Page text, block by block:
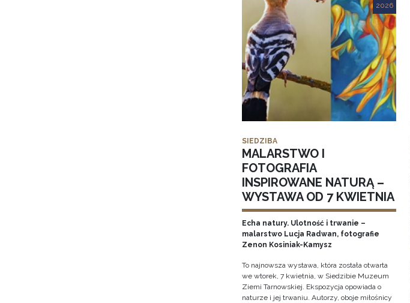
2026
SIEDZIBA
MALARSTWO I
FOTOGRAFIA
INSPIROWANE NATURĄ –
WYSTAWA OD 7 KWIETNIA
Echa natury. Ulotność i trwanie –
malarstwo Lucja Radwan, fotografie
Zenon Kosiniak-Kamysz
To najnowsza wystawa, która została otwarta
we wtorek, 7 kwietnia, w Siedzibie Muzeum
Ziemi Tarnowskiej. Ekspozycja opowiada o
naturze i jej trwaniu. Autorzy, oboje miłośnicy